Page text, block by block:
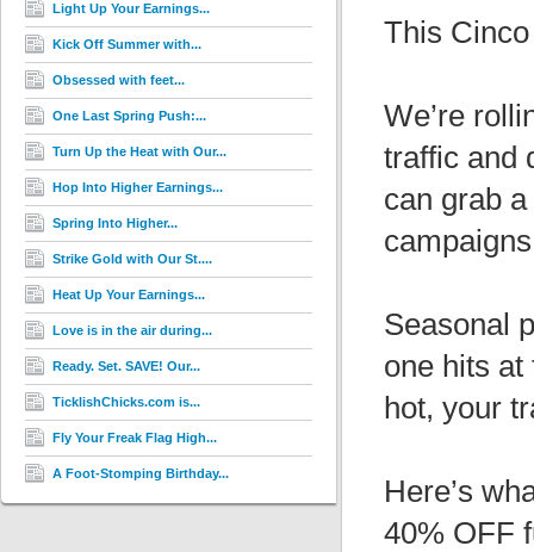
Light Up Your Earnings...
Kick Off Summer with...
Obsessed with feet...
One Last Spring Push:...
Turn Up the Heat with Our...
Hop Into Higher Earnings...
Spring Into Higher...
Strike Gold with Our St....
Heat Up Your Earnings...
Love is in the air during...
Ready. Set. SAVE! Our...
TicklishChicks.com is...
Fly Your Freak Flag High...
A Foot-Stomping Birthday...
This
We’re
traffic and
can grab
Seasonal
one hits
hot, your
Here’s
40% OFF